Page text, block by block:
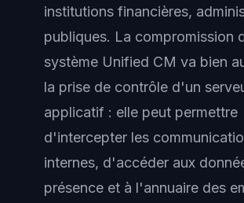
institutions financières,
publiques. La compromission
système Unified CM va bien
la prise de contrôle d'un
applicatif : elle peut permettre
d'intercepter les
internes, d'accéder aux
présence et à l'annuaire des